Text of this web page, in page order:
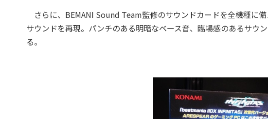
さらに、BEMANI Sound Team監修のサウンドカードを全機種に
サウンドを再現。パンチのある明暗なベース音、臨場感のあるサウ
る。